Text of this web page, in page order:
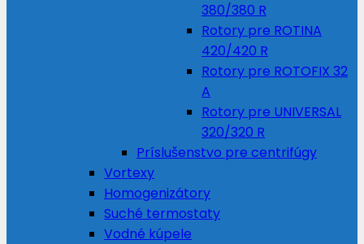
380/380 R
Rotory pre ROTINA
420/420 R
Rotory pre ROTOFIX 32
A
Rotory pre UNIVERSAL
320/320 R
Príslušenstvo pre centrifúgy
Vortexy
Homogenizátory
Suché termostaty
Vodné kúpele